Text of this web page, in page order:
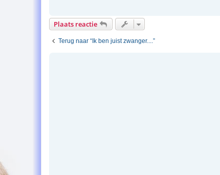
Plaats reactie
Terug naar “Ik ben juist zwanger....”